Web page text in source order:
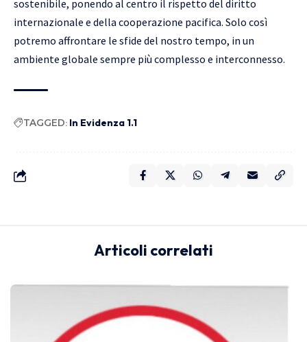
sostenibile, ponendo al centro il rispetto del diritto
internazionale e della cooperazione pacifica. Solo così
potremo affrontare le sfide del nostro tempo, in un
ambiente globale sempre più complesso e interconnesso.
TAGGED: In Evidenza 1.1
Articoli correlati